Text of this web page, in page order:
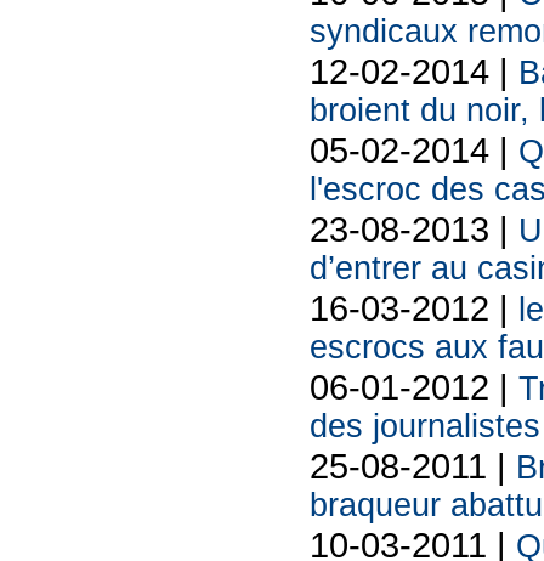
syndicaux
12-02-2014 |
broient du
05-02-2014 |
l'escroc des
23-08-2013 |
d’entrer au
16-03-2012 |
escrocs aux
06-01-2012 |
des journalistes
25-08-2011 |
braqueur
10-03-2011 |